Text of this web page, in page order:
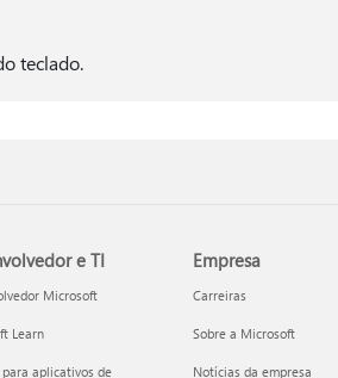
teclado.
e TI
Microsoft
Learn
aplicativos de
Empresa
Carreiras
Sobre a Microsoft
Notícias da empresa